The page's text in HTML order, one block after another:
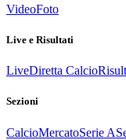
VideoFoto
Live e Risultati
LiveDiretta Calcio
Sezioni
CalcioMercatoSerie A